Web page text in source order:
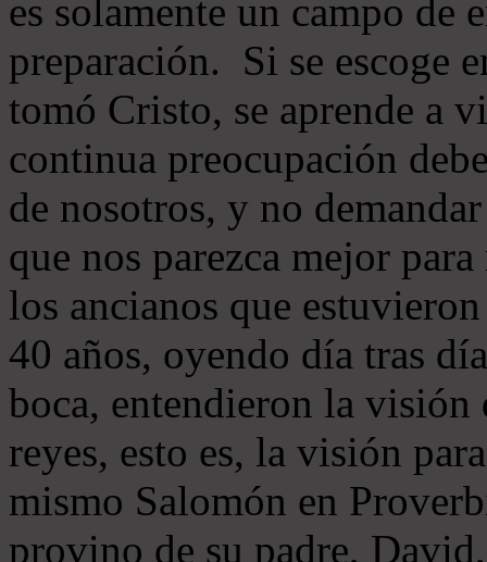
es solamente un campo de
preparación. Si se escoge
tomó Cristo, se aprende a
continua preocupación
de nosotros, y no
que nos parezca mejor
los ancianos que
40 años, oyendo día tras
boca, entendieron la visión
reyes, esto es, la visión
mismo Salomón en
provino de su padre,